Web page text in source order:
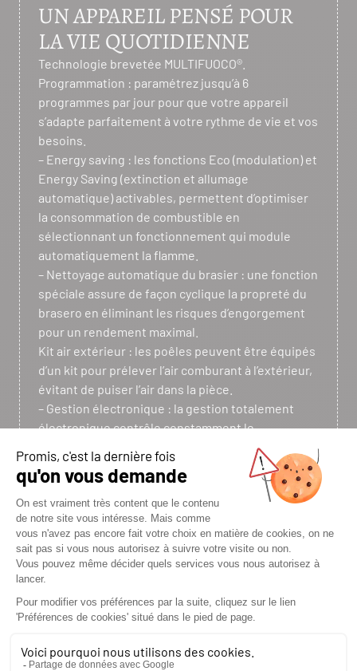
UN APPAREIL PENSÉ POUR
LA VIE QUOTIDIENNE
Technologie brevetée MULTIFUOCO®.
Programmation : paramétrez jusqu’à 6
programmes par jour pour que votre appareil
s’adapte parfaitement à votre rythme de vie et vos
besoins.
– Energy saving : les fonctions Eco (modulation) et
Energy Saving (extinction et allumage
automatique) activables, permettent d’optimiser
la consommation de combustible en
sélectionnant un fonctionnement qui module
automatiquement la flamme.
– Nettoyage automatique du brasier : une fonction
spéciale assure de façon cyclique la propreté du
brasero en éliminant les risques d’engorgement
pour un rendement maximal.
Kit air extérieur : les poêles peuvent être équipés
d’un kit pour prélever l’air comburant à l’extérieur,
évitant de puiser l’air dans la pièce.
– Gestion électronique : la gestion totalement
électronique contrôle constamment le
microcoupures électriques, le poêle se rallume
automatiquement.
– Bouche de ventilation frontale : la bouche de
ventilation frontale orientable à bas profil est le
résultat d’une conception et d’une recherche
stylistique attentive.
– Mode Silence : en éteignant la ventilation forcée,
vous profitez de la convection naturelle,
mouvement naturel de l’air dû à la différence de
diffusée de façon plus progressive et dans un